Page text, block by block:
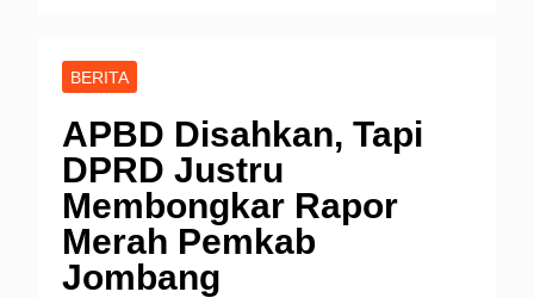
BERITA
APBD Disahkan, Tapi
DPRD Justru
Membongkar Rapor
Merah Pemkab
Jombang